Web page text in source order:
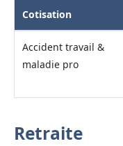
Cotisation
Accident travail &
maladie pro
Retraite